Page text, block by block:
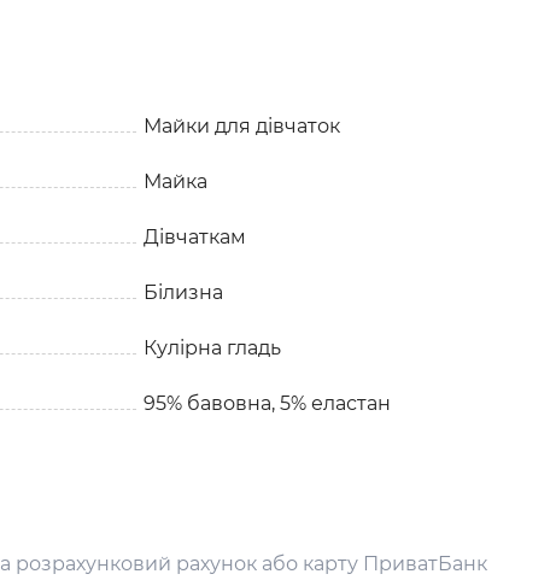
Майки для дівчаток
Майка
Дівчаткам
Білизна
Кулірна гладь
95% бавовна, 5% еластан
розрахунковий рахунок або карту ПриватБанк